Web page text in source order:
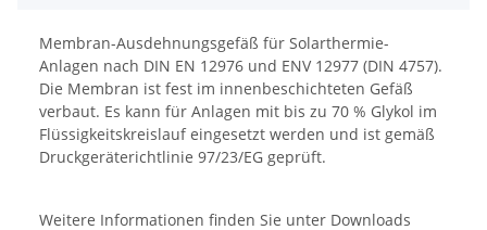
Membran-Ausdehnungsgefäß für Solarthermie-
Anlagen nach DIN EN 12976 und ENV 12977 (DIN 4757).
Die Membran ist fest im innenbeschichteten Gefäß
verbaut. Es kann für Anlagen mit bis zu 70 % Glykol im
Flüssigkeitskreislauf eingesetzt werden und ist gemäß
Druckgeräterichtlinie 97/23/EG geprüft.
Weitere Informationen finden Sie unter Downloads